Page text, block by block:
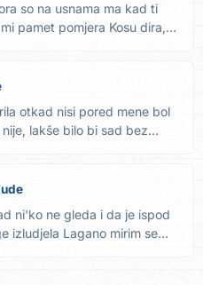
so na usnama ma kad ti
pamet pomjera Kosu dira,
otkad nisi pored mene bol
lakše bilo bi sad bez...
ni'ko ne gleda i da je ispod
izludjela Lagano mirim se